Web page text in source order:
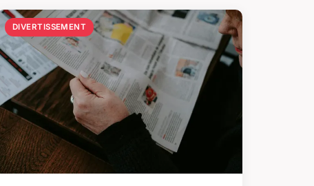
DIVERTISSEMENT